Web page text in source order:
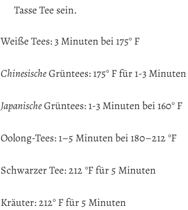
Tasse Tee sein.
Weiße Tees: 3 Minuten bei 175° F
ChinesischeGrüntees: 175° F für 1-3 Minuten
JapanischeGrüntees: 1-3 Minuten bei 160° F
Oolong-Tees: 1–5 Minuten bei 180–212 °F
Schwarzer Tee: 212 °F für 5 Minuten
Kräuter: 212° F für 5 Minuten